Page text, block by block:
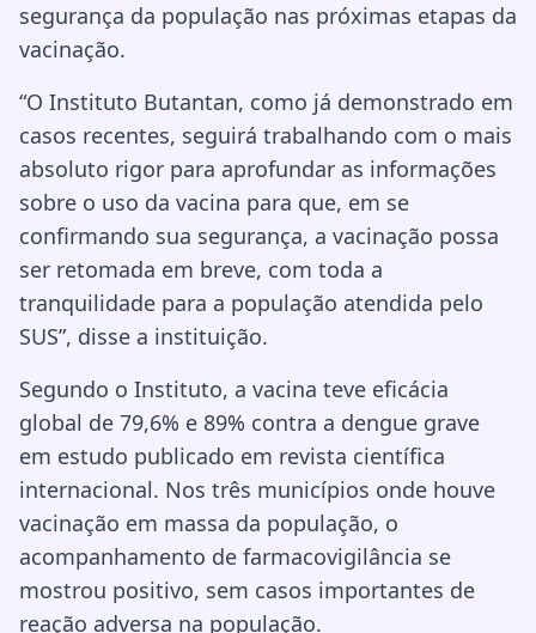
segurança da população nas próximas etapas da
vacinação.
“O Instituto Butantan, como já demonstrado em
casos recentes, seguirá trabalhando com o mais
absoluto rigor para aprofundar as informações
sobre o uso da vacina para que, em se
confirmando sua segurança, a vacinação possa
ser retomada em breve, com toda a
tranquilidade para a população atendida pelo
SUS”, disse a instituição.
Segundo o Instituto, a vacina teve eficácia
global de 79,6% e 89% contra a dengue grave
em estudo publicado em revista científica
internacional. Nos três municípios onde houve
vacinação em massa da população, o
acompanhamento de farmacovigilância se
mostrou positivo, sem casos importantes de
reação adversa na população.